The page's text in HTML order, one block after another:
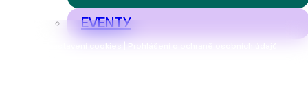
Nastavení cookies | Prohlášení o ochraně osobních údajů
EVENTY